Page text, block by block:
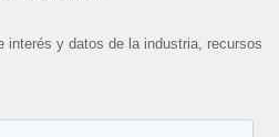
interés y datos de la industria, recursos